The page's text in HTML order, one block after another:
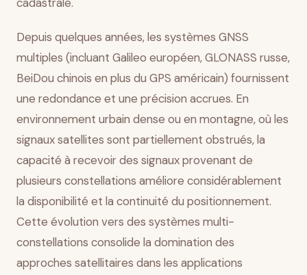
Depuis quelques années, les systèmes GNSS
multiples (incluant Galileo européen, GLONASS russe,
BeiDou chinois en plus du GPS américain) fournissent
une redondance et une précision accrues. En
environnement urbain dense ou en montagne, où les
signaux satellites sont partiellement obstrués, la
capacité à recevoir des signaux provenant de
plusieurs constellations améliore considérablement
la disponibilité et la continuité du positionnement.
Cette évolution vers des systèmes multi-
constellations consolide la domination des
approches satellitaires dans les applications